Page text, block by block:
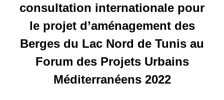
consultation internationale pour
le projet d’aménagement des
Berges du Lac Nord de Tunis au
Forum des Projets Urbains
Méditerranéens 2022